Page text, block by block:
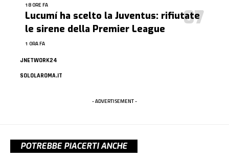
18 ORE FA
Lucumí ha scelto la Juventus: rifiutate
le sirene della Premier League
1 ORA FA
JNETWORK24
SOLOLAROMA.IT
- ADVERTISEMENT -
POTREBBE PIACERTI ANCHE